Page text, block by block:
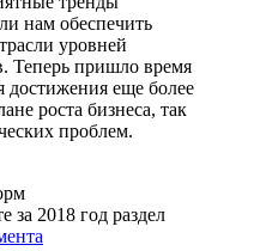
нам обеспечить
уровней
Теперь пришло время
достижения еще более
роста бизнеса, так
проблем.
за 2018 год раздел